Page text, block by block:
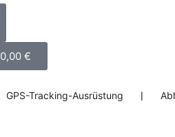
0,00 €
GPS-Tracking-Ausrüstung ❘